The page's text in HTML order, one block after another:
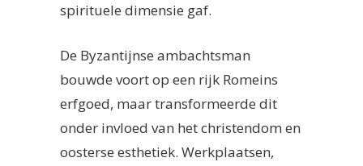
spirituele dimensie gaf.
De Byzantijnse ambachtsman
bouwde voort op een rijk Romeins
erfgoed, maar transformeerde dit
onder invloed van het christendom en
oosterse esthetiek. Werkplaatsen,